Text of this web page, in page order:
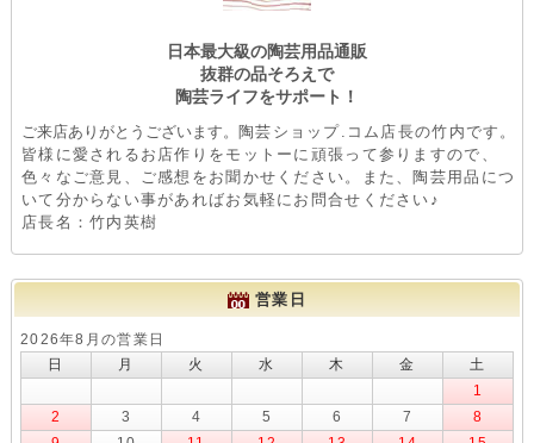
日本最大級の陶芸用品通販
抜群の品そろえで
陶芸ライフをサポート！
ご来店ありがとうございます。 陶芸ショップ.コム店長の竹内です。
皆様に愛されるお店作りをモットーに頑張って参りますので、
色々なご意見、ご感想をお聞かせください。また、陶芸用品につ
いて分からない事があればお気軽にお問合せください♪
店長名：竹内英樹
営業日
2026年8月の営業日
日
月 火 水 木 金
土
1
2
3 4 5 6 7
8